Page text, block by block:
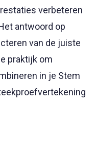
verbeteren
antwoord op
van de juiste
praktijk om
in je Stem